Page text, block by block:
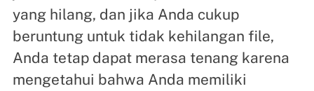
yang hilang, dan jika Anda cukup
beruntung untuk tidak kehilangan file,
Anda tetap dapat merasa tenang karena
mengetahui bahwa Anda memiliki